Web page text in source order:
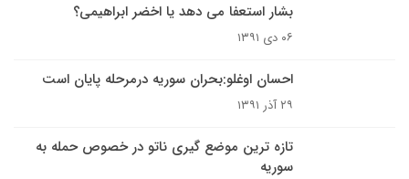
بشار استعفا می دهد یا اخضر ابراهیمی؟
۰۶ دی ۱۳۹۱
احسان اوغلو:بحران سوریه درمرحله پایان است
۲۹ آذر ۱۳۹۱
تازه ترین موضع گیری ناتو در خصوص حمله به
سوریه